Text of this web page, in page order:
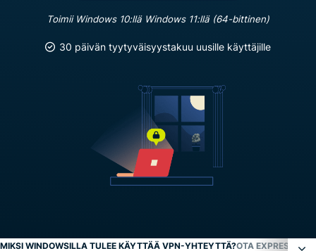
Toimii Windows 10:llä Windows 11:llä (64-bittinen)
30 päivän tyytyväisyystakuu uusille käyttäjille
MIKSI WINDOWSILLA TULEE KÄYTTÄÄ VPN-YHTEYTTÄ?OTA